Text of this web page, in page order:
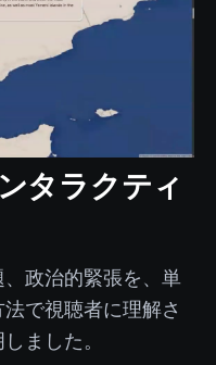
タラクティ
政治的緊張を、単
で視聴者に理解さ
ました。